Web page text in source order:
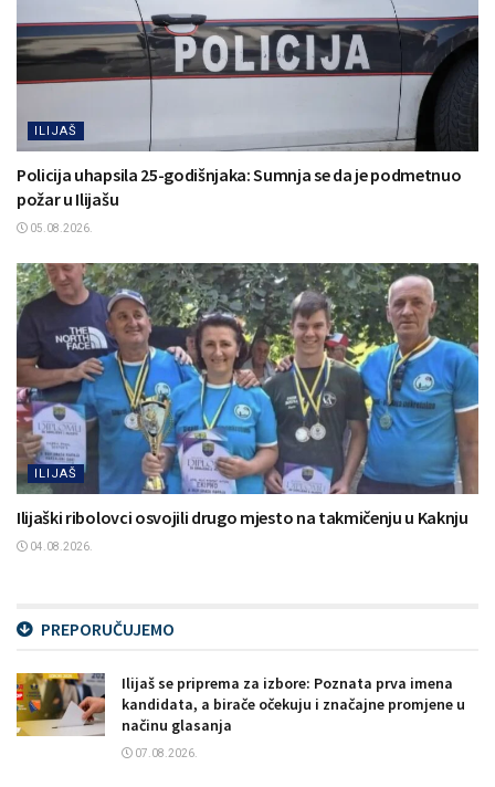
ILIJAŠ
Policija uhapsila 25-godišnjaka: Sumnja se da je podmetnuo
požar u Ilijašu
05.08.2026.
ILIJAŠ
Ilijaški ribolovci osvojili drugo mjesto na takmičenju u Kaknju
04.08.2026.
PREPORUČUJEMO
Ilijaš se priprema za izbore: Poznata prva imena
kandidata, a birače očekuju i značajne promjene u
načinu glasanja
07.08.2026.